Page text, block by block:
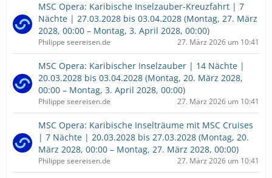
MSC Opera: Karibische Inselzauber-Kreuzfahrt | 7
Nächte | 27.03.2028 bis 03.04.2028 (Montag, 27. März
2028, 00:00 – Montag, 3. April 2028, 00:00)
Philippe seereisen.de 27. März 2026 um 10:41
MSC Opera: Karibischer Inselzauber | 14 Nächte |
20.03.2028 bis 03.04.2028 (Montag, 20. März 2028,
00:00 – Montag, 3. April 2028, 00:00)
Philippe seereisen.de 27. März 2026 um 10:41
MSC Opera: Karibische Inselträume mit MSC Cruises
| 7 Nächte | 20.03.2028 bis 27.03.2028 (Montag, 20.
März 2028, 00:00 – Montag, 27. März 2028, 00:00)
Philippe seereisen.de 27. März 2026 um 10:41